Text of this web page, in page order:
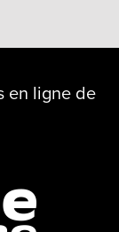
en ligne de